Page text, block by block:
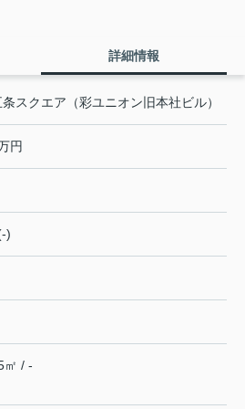
詳細情報
スクエア（彩ユニオン旧本社ビル）
円
)
㎡ / -